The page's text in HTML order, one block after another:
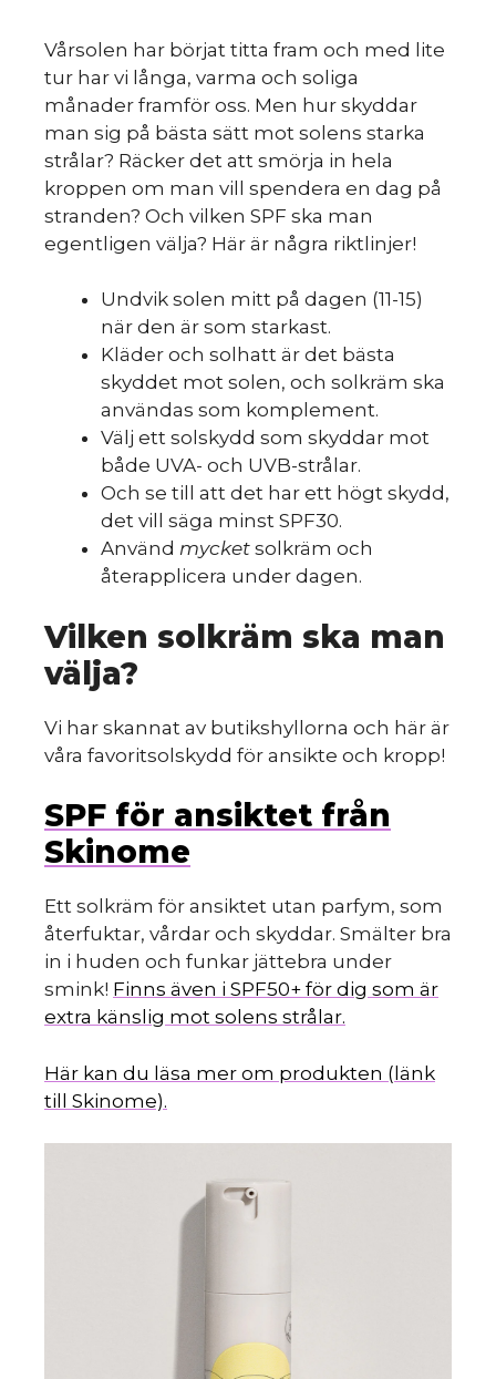
Vårsolen har börjat titta fram och med lite
tur har vi långa, varma och soliga
månader framför oss. Men hur skyddar
man sig på bästa sätt mot solens starka
strålar? Räcker det att smörja in hela
kroppen om man vill spendera en dag på
stranden? Och vilken SPF ska man
egentligen välja? Här är några riktlinjer!
Undvik solen mitt på dagen (11-15)
när den är som starkast.
Kläder och solhatt är det bästa
skyddet mot solen, och solkräm ska
användas som komplement.
Välj ett solskydd som skyddar mot
både UVA- och UVB-strålar.
Och se till att det har ett högt skydd,
det vill säga minst SPF30.
Använd mycket solkräm och
återapplicera under dagen.
Vilken solkräm ska man
välja?
Vi har skannat av butikshyllorna och här är
våra favoritsolskydd för ansikte och kropp!
SPF för ansiktet från
Skinome
Ett solkräm för ansiktet utan parfym, som
återfuktar, vårdar och skyddar. Smälter bra
in i huden och funkar jättebra under
smink! Finns även i SPF50+ för dig som är
extra känslig mot solens strålar.
Här kan du läsa mer om produkten (länk
till Skinome).